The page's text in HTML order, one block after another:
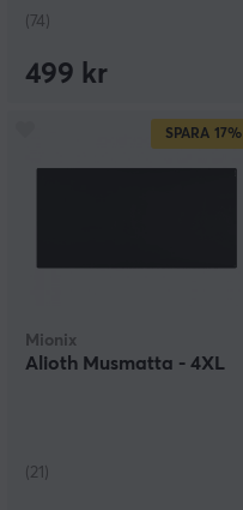
(74)
499 kr
SPARA 17%
Mionix
Alioth Musmatta - 4XL
(21)